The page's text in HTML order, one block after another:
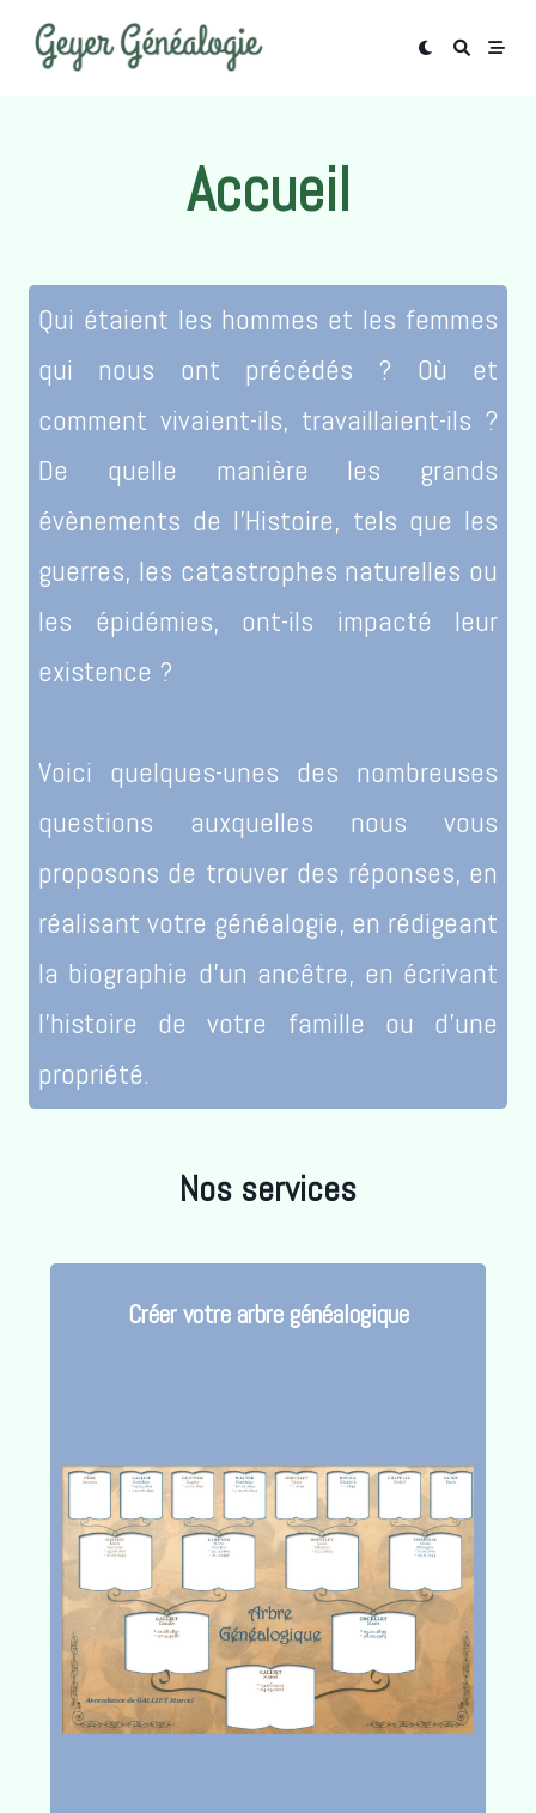
content
Accueil
Qui étaient les hommes et les femmes
qui nous ont précédés ? Où et
comment vivaient-ils, travaillaient-ils ?
De quelle manière les grands
évènements de l’Histoire, tels que les
guerres, les catastrophes naturelles ou
les épidémies, ont-ils impacté leur
existence ?
Voici quelques-unes des nombreuses
questions auxquelles nous vous
proposons de trouver des réponses, en
réalisant votre généalogie, en rédigeant
la biographie d’un ancêtre, en écrivant
l’histoire de votre famille ou d’une
propriété.
Nos services
Créer votre arbre généalogique